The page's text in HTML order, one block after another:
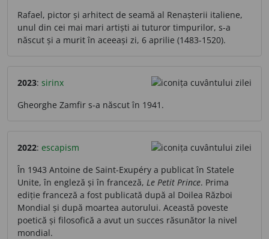
Rafael, pictor și arhitect de seamă al Renașterii italiene,
unul din cei mai mari artiști ai tuturor timpurilor, s-a
născut și a murit în aceeași zi, 6 aprilie (1483-1520).
2023: sirinx
Gheorghe Zamfir s-a născut în 1941.
2022: escapism
În 1943 Antoine de Saint-Exupéry a publicat în Statele
Unite, în engleză și în franceză, Le Petit Prince. Prima
ediție franceză a fost publicată după al Doilea Război
Mondial și după moartea autorului. Această poveste
poetică și filosofică a avut un succes răsunător la nivel
mondial.